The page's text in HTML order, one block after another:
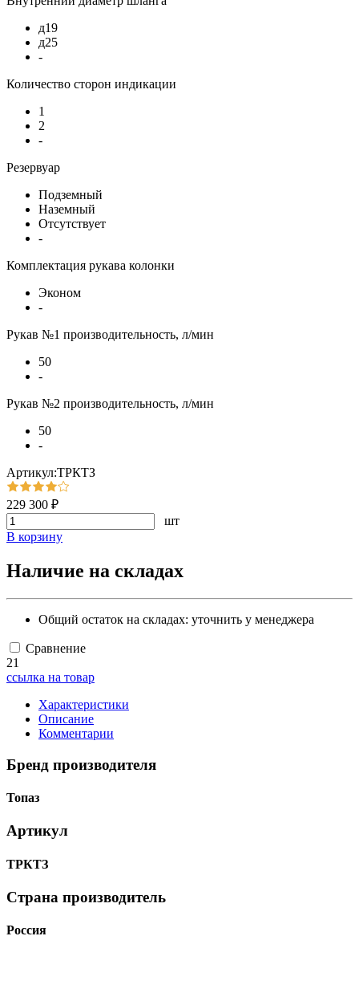
д19
д25
-
Количество сторон индикации
1
2
-
Резервуар
Подземный
Наземный
Отсутствует
-
Комплектация рукава колонки
Эконом
-
Рукав №1 производительность, л/мин
50
-
Рукав №2 производительность, л/мин
50
-
Артикул:ТРКТЗ
229 300 ₽
шт
В корзину
Наличие на складах
Общий остаток на складах: уточнить у менеджера
Сравнение
21
ссылка на товар
Характеристики
Описание
Комментарии
Бренд производителя
Топаз
Артикул
ТРКТЗ
Страна производитель
Россия